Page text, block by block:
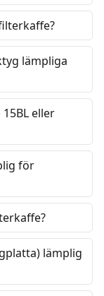
lämpliga
eller
för
lämplig